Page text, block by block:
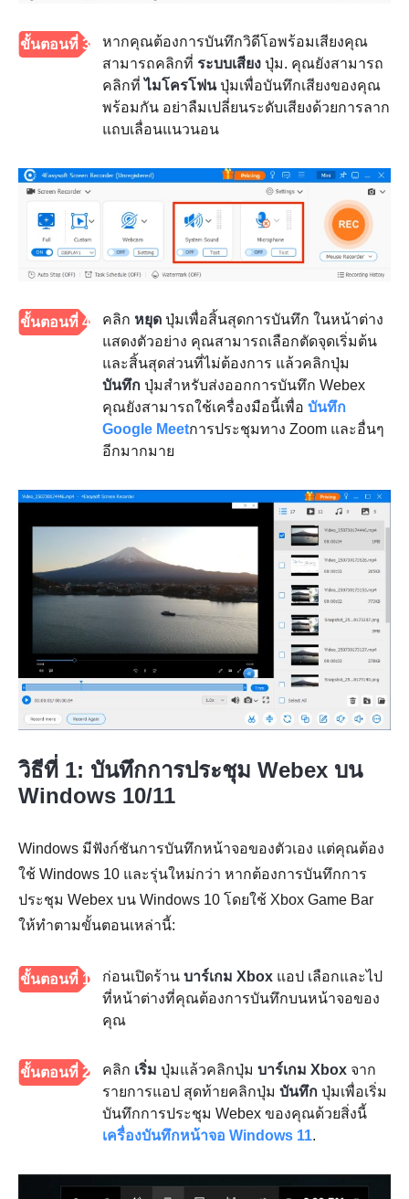
ขั้นตอนที่ 3
หากคุณต้องการบันทึกวิดีโอพร้อมเสียงคุณ
สามารถคลิกที่ ระบบเสียง ปุ่ม. คุณยังสามารถ
คลิกที่ไมโครโฟนปุ่มเพื่อบันทึกเสียงของคุณ
พร้อมกัน อย่าลืมเปลี่ยนระดับเสียงด้วยการลาก
แถบเลื่อนแนวนอน
ขั้นตอนที่ 4 คลิก หยุด ปุ่มเพื่อสิ้นสุดการบันทึก ในหน้าต่าง
แสดงตัวอย่าง คุณสามารถเลือกตัดจุดเริ่มต้น
และสิ้นสุดส่วนที่ไม่ต้องการ แล้วคลิกปุ่ม
บันทึก ปุ่มสำหรับส่งออกการบันทึก Webex
คุณยังสามารถใช้เครื่องมือนี้เพื่อ บันทึก
Google Meetการประชุมทาง Zoom และอื่นๆ
อีกมากมาย
วิธีที่ 1: บันทึกการประชุม Webex บน
Windows 10/11
Windows มีฟังก์ชันการบันทึกหน้าจอของตัวเอง แต่คุณต้อง
ใช้ Windows 10 และรุ่นใหม่กว่า หากต้องการบันทึกการ
ประชุม Webex บน Windows 10 โดยใช้ Xbox Game Bar
ให้ทำตามขั้นตอนเหล่านี้:
ขั้นตอนที่ 1 ก่อนเปิดร้าน บาร์เกม Xbox แอป เลือกและไป
ที่หน้าต่างที่คุณต้องการบันทึกบนหน้าจอของ
คุณ
ขั้นตอนที่ 2 คลิก เริ่ม ปุ่มแล้วคลิกปุ่ม บาร์เกม Xbox จาก
รายการแอป สุดท้ายคลิกปุ่ม บันทึก ปุ่มเพื่อเริ่ม
บันทึกการประชุม Webex ของคุณด้วยสิ่งนี้
เครื่องบันทึกหน้าจอ Windows 11.